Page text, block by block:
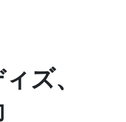
ズ、